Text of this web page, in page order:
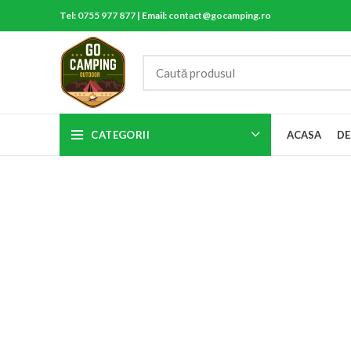
Tel: 0755 977 877 | Email: contact@gocamping.ro
CATEGORII ACASA